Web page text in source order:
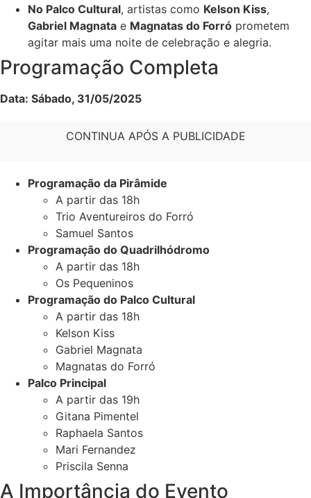
No Palco Cultural, artistas como Kelson Kiss,
Gabriel Magnata e Magnatas do Forró prometem
agitar mais uma noite de celebração e alegria.
Programação Completa
Data: Sábado, 31/05/2025
CONTINUA APÓS A PUBLICIDADE
Programação da Pirâmide
A partir das 18h
Trio Aventureiros do Forró
Samuel Santos
Programação do Quadrilhódromo
A partir das 18h
Os Pequeninos
Programação do Palco Cultural
A partir das 18h
Kelson Kiss
Gabriel Magnata
Magnatas do Forró
Palco Principal
A partir das 19h
Gitana Pimentel
Raphaela Santos
Mari Fernandez
Priscila Senna
A Importância do Evento